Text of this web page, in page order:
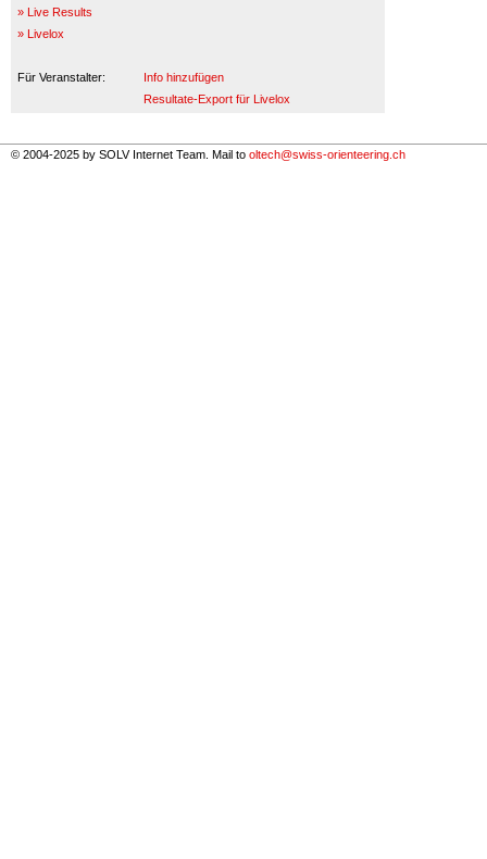
» Live Results
» Livelox
Für Veranstalter:
Info hinzufügen
Resultate-Export für Livelox
© 2004-2025 by SOLV Internet Team. Mail to oltech@swiss-orienteering.ch